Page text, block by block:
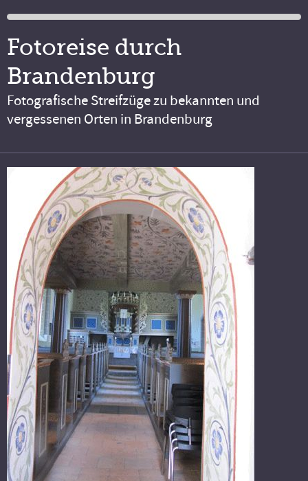
Fotoreise durch
Brandenburg
Fotografische Streifzüge zu bekannten und
vergessenen Orten in Brandenburg